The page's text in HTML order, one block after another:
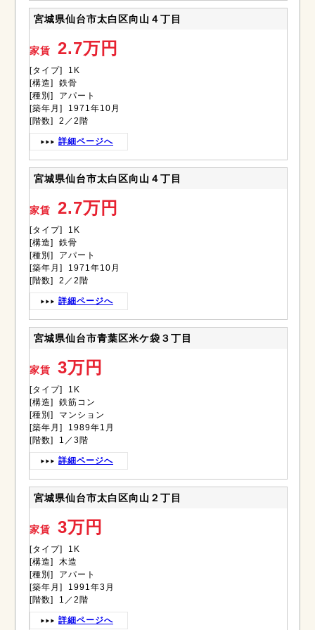
宮城県仙台市太白区向山４丁目
家賃 2.7万円
[タイプ] 1K
[構造] 鉄骨
[種別] アパート
[築年月] 1971年10月
[階数] 2／2階
詳細ページへ
宮城県仙台市太白区向山４丁目
家賃 2.7万円
[タイプ] 1K
[構造] 鉄骨
[種別] アパート
[築年月] 1971年10月
[階数] 2／2階
詳細ページへ
宮城県仙台市青葉区米ケ袋３丁目
家賃 3万円
[タイプ] 1K
[構造] 鉄筋コン
[種別] マンション
[築年月] 1989年1月
[階数] 1／3階
詳細ページへ
宮城県仙台市太白区向山２丁目
家賃 3万円
[タイプ] 1K
[構造] 木造
[種別] アパート
[築年月] 1991年3月
[階数] 1／2階
詳細ページへ